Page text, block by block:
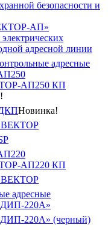
безопасности и
АП»
электрических
адресной линии
адресные
АП250 КП
Новинка!
АП220 КП
адресные
220А»
220А» (черный)